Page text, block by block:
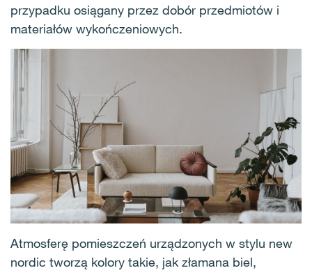
przypadku osiągany przez dobór przedmiotów i
materiałów wykończeniowych.
Atmosferę pomieszczeń urządzonych w stylu new
nordic tworzą kolory takie, jak złamana biel,